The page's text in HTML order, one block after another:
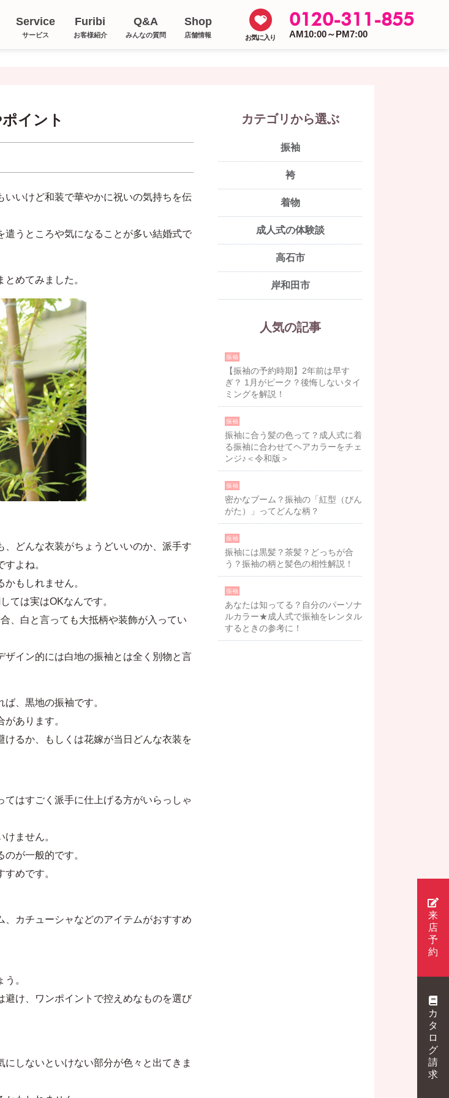
Service
サービス
Furibi
お客様紹介
Q&A
みんなの質問
Shop
店舗情報 お気に入り
0120-311-855
AM10:00～PM7:00
イント
いけど和装で華やかに祝いの気持ちを伝
うところや気になることが多い結婚式で
めてみました。
どんな衣装がちょうどいいのか、派手す
よね。
もしれません。
ては実はOKなんです。
、白と言っても大抵柄や装飾が入ってい
ザイン的には白地の振袖とは全く別物と言
、黒地の振袖です。
あります。
るか、もしくは花嫁が当日どんな衣装を
はすごく派手に仕上げる方がいらっしゃ
ません。
が一般的です。
めです。
カチューシャなどのアイテムがおすすめ
。
け、ワンポイントで控えめなものを選び
しないといけない部分が色々と出てきま
カテゴリから選ぶ
振袖
袴
着物
成人式の体験談
高石市
岸和田市
人気の記事
振袖
【振袖の予約時期】2年前は早す
ぎ？ 1月がピーク？後悔しないタイ
ミングを解説！
振袖
振袖に合う髪の色って？成人式に着
る振袖に合わせてヘアカラーをチェ
ンジ♪＜令和版＞
振袖
密かなブーム？振袖の「紅型（びん
がた）」ってどんな柄？
振袖
振袖には黒髪？茶髪？どっちが合
う？振袖の柄と髪色の相性解説！
振袖
あなたは知ってる？自分のパーソナ
ルカラー★成人式で振袖をレンタル
するときの参考に！
来
店
予
約
カ
タ
ロ
グ
請
求